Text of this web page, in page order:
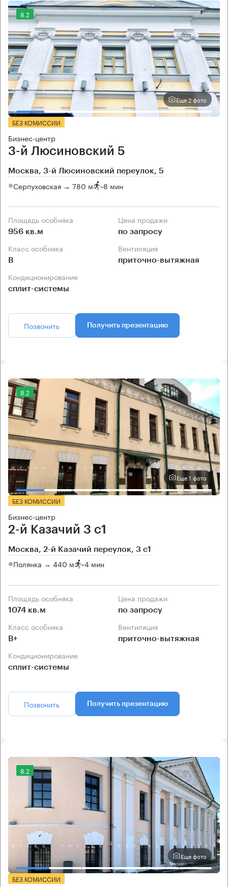
8.2
Еще 2 фото
БЕЗ КОМИССИИ
Бизнес-центр
3-й Люсиновский 5
Москва, 3-й Люсиновский переулок, 5
Серпуховская → 780 м ~8 мин
Площадь особняка
956 кв.м
Цена продажи
по запросу
Класс особняка
B
Вентиляция
приточно-вытяжная
Кондиционирование
сплит-системы
Позвонить Получить презентацию
8.2
Еще 1 фото
БЕЗ КОМИССИИ
Бизнес-центр
2-й Казачий 3 с1
Москва, 2-й Казачий переулок, 3 с1
Полянка → 440 м ~4 мин
Площадь особняка
1074 кв.м
Цена продажи
по запросу
Класс особняка
B+
Вентиляция
приточно-вытяжная
Кондиционирование
сплит-системы
Позвонить Получить презентацию
8.2
Еще фото
БЕЗ КОМИССИИ